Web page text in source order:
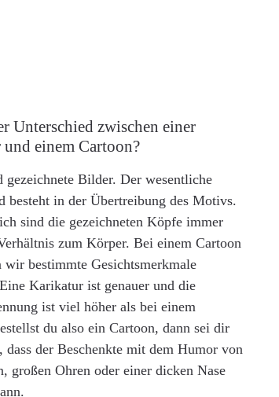
Unterschied zwischen einer
einem Cartoon?
gezeichnete Bilder. Der wesentliche
besteht in der Übertreibung des Motivs.
sind die gezeichneten Köpfe immer
zum Körper. Bei einem Cartoon
wir bestimmte Gesichtsmerkmale
Karikatur ist genauer und die
ist viel höher als bei einem
du also ein Cartoon, dann sei dir
dass der Beschenkte mit dem Humor von
großen Ohren oder einer dicken Nase